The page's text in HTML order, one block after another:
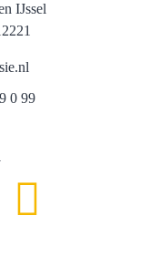
IJssel
0 99